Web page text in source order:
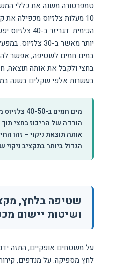
טמפרטורה משנה את כללי
10 מעלות צלזיוס מכפילה את
הכימית. דגריזר
יותר מאשר ב-30
במים חמים לשטיפה, אפשר
בחצי ולקבל את אותה תוצאה,
בעשרות אלפי שקלים בשנה
מים חמים ב-40-
הורדה של הריכוז בחצי
אותה תוצאת ניקוי – זהו
הגדול ביותר בתקציב ניקוי
שטיפה בלחץ,
ושיטות יישום
על משטחים אופקיים, התזה
לחץ מספיקה. על מנדפים,